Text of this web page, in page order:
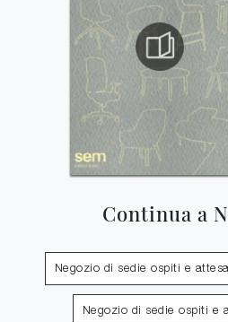
Continua a
Negozio di sedie ospiti e
Negozio di sedie ospiti e